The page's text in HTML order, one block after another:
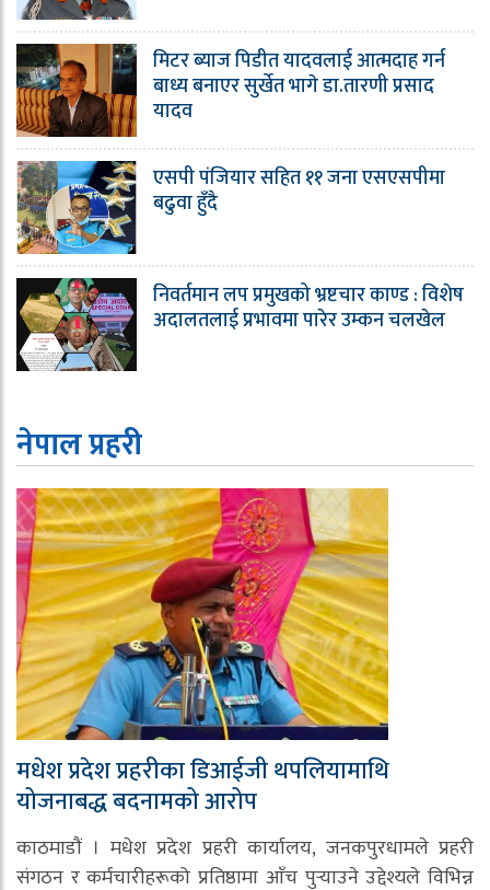
मिटर ब्याज पिडीत यादवलाई आत्मदाह गर्न
बाध्य बनाएर सुर्खेत भागे डा.तारणी प्रसाद
यादव
एसपी पंजियार सहित ११ जना एसएसपीमा
बढुवा हुँदै
निवर्तमान लप प्रमुखको भ्रष्टचार काण्ड : विशेष
अदालतलाई प्रभावमा पारेर उम्कन चलखेल
नेपाल प्रहरी
मधेश प्रदेश प्रहरीका डिआईजी थपलियामाथि
योजनाबद्ध बदनामको आरोप
काठमाडौं । मधेश प्रदेश प्रहरी कार्यालय, जनकपुरधामले प्रहरी
संगठन र कर्मचारीहरूको प्रतिष्ठामा आँच पुर्‍याउने उद्देश्यले विभिन्न